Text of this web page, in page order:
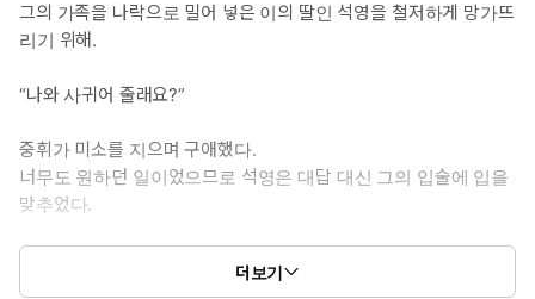
그의 가족을 나락으로 밀어 넣은 이의 딸인 석영을 철저하게 망가뜨
리기 위해.
“나와 사귀어 줄래요?”
중휘가 미소를 지으며 구애했다.
너무도 원하던 일이었으므로 석영은 대답 대신 그의 입술에 입을
맞추었다.
“……그럴 수는 없어. 돈으루, 돈으루 석영일 사겠다니…….”
“모두에게 좋은 일 아닙니까? 빈손으로 길거리에 나앉는 것보다는.”
더보기